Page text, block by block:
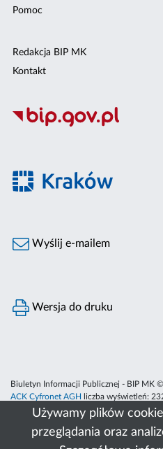
Używamy plików
przeglądania oraz
Pomoc
Redakcja BIP MK
Kontakt
Wyślij e-mailem
Wersja do druku
Biuletyn Informacji Publicznej - BIP MK
ACK Cyfronet AGH
liczba wyświetleń: